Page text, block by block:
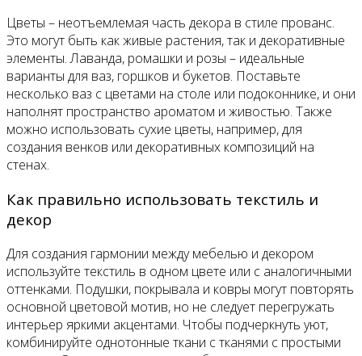
Цветы – неотъемлемая часть декора в стиле прованс.
Это могут быть как живые растения, так и декоративные
элементы. Лаванда, ромашки и розы – идеальные
варианты для ваз, горшков и букетов. Поставьте
несколько ваз с цветами на столе или подоконнике, и они
наполнят пространство ароматом и живостью. Также
можно использовать сухие цветы, например, для
создания венков или декоративных композиций на
стенах.
Как правильно использовать текстиль и
декор
Для создания гармонии между мебелью и декором
используйте текстиль в одном цвете или с аналогичными
оттенками. Подушки, покрывала и ковры могут повторять
основной цветовой мотив, но не следует перегружать
интерьер яркими акцентами. Чтобы подчеркнуть уют,
комбинируйте однотонные ткани с тканями с простыми